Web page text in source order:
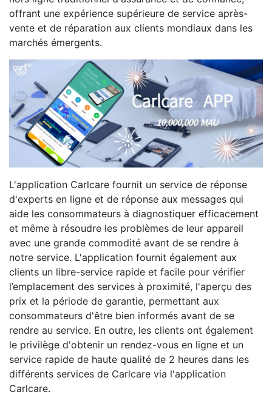
offrant une expérience supérieure de service après-
vente et de réparation aux clients mondiaux dans les
marchés émergents.
L'application Carlcare fournit un service de réponse
d'experts en ligne et de réponse aux messages qui
aide les consommateurs à diagnostiquer efficacement
et même à résoudre les problèmes de leur appareil
avec une grande commodité avant de se rendre à
notre service. L'application fournit également aux
clients un libre-service rapide et facile pour vérifier
l’emplacement des services à proximité, l'aperçu des
prix et la période de garantie, permettant aux
consommateurs d'être bien informés avant de se
rendre au service. En outre, les clients ont également
le privilège d'obtenir un rendez-vous en ligne et un
service rapide de haute qualité de 2 heures dans les
différents services de Carlcare via l'application
Carlcare.